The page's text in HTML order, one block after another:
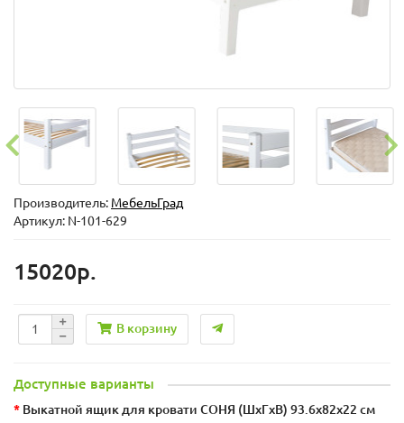
Производитель: МебельГрад
Артикул: N-101-629
15020р.
В корзину
Доступные варианты
Выкатной ящик для кровати СОНЯ (ШхГxВ) 93.6x82x22 см